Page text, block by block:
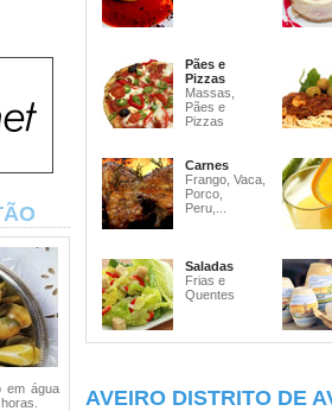
em água
Pães e
Pizzas
Massas,
Pães e
Pizzas
Carnes
Frango, Vaca,
Porco,
Peru,...
Saladas
Frias e
Quentes
AVEIRO DISTRITO DE